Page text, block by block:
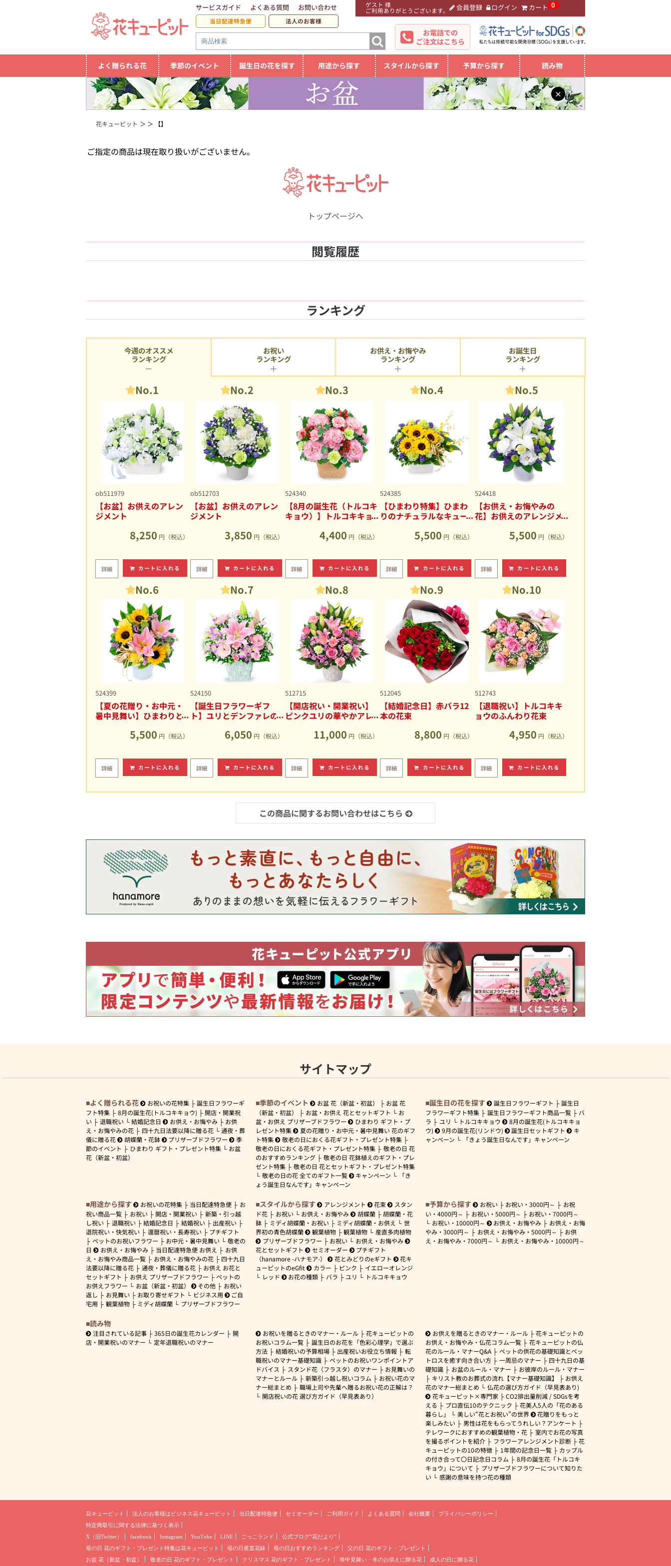
ゲスト 様
ご利用ありがとうございます。 会員登録 ログイン カート 0
サービスガイド よくある質問 お問い合わせ
当日配達特急便 法人のお客様
お電話での
ご注文はこちら
よく贈られる花 季節のイベント 誕生日の花を探す 用途から探す スタイルから探す 予算から探す 読み物
×
花キューピット 【】
ご指定の商品は現在取り扱いがございません。
トップページへ
閲覧履歴
ランキング
今週のオススメ
ランキング
No.1
ob511979
【お盆】お供えのアレン
ジメント
8,250 円（税込）
詳細 カートに入れる
No.2
ob512703
【お盆】お供えのアレン
ジメント
3,850 円（税込）
詳細 カートに入れる
No.3
524340
【8月の誕生花（トルコキ
キョウ）】トルコキキョ
4,400 円（税込）
詳細 カートに入れる
No.4
524385
【ひまわり特集】ひまわ
りのナチュラルなキュー
5,500 円（税込）
詳細 カートに入れる
No.5
524418
【お供え・お悔やみの
花】お供えのアレンジメ
5,500 円（税込）
詳細 カートに入れる
No.6
524399
【夏の花贈り・お中元・
暑中見舞い】ひまわりと
5,500 円（税込）
詳細 カートに入れる
No.7
524150
【誕生日フラワーギフ
ト】ユリとデンファレの
6,050 円（税込）
詳細 カートに入れる
No.8
512715
【開店祝い・開業祝い】
ピンクユリの華やかアレ
11,000 円（税込）
詳細 カートに入れる
No.9
512045
【結婚記念日】赤バラ12
本の花束
8,800 円（税込）
詳細 カートに入れる
No.10
512743
【退職祝い】トルコキキ
ョウのふんわり花束
4,950 円（税込）
詳細 カートに入れる
お祝い
ランキング
お供え・お悔やみ
ランキング
お誕生日
ランキング
この商品に関するお問い合わせはこちら
サイトマップ
よく贈られる花 お祝いの花特集
誕生日フラワーギ
フト特集
8月の誕生花(トルコキキョウ)
開店・開業祝
い
退職祝い 結婚記念日 お供え・お悔やみ
お供
え・お悔やみの花
四十九日法要以降に贈る花
通夜・葬
儀に贈る花
胡蝶蘭・花鉢 プリザーブドフラワー
季
節のイベント
ひまわり ギフト・プレゼント特集
お盆
花（新盆・初盆）
季節のイベント お盆 花（新盆・初盆）
お盆 花
（新盆・初盆）
お盆・お供え 花とセットギフト
お
盆・お供え プリザーブドフラワー
ひまわり ギフト・プ
レゼント特集
夏の花贈り・お中元・暑中見舞い 花のギフ
ト特集
敬老の日におくる花ギフト・プレゼント特集
敬老の日におくる花ギフト・プレゼント特集
敬老の日 花
のおすすめランキング
敬老の日 花鉢植えのギフト・プレ
ゼント特集
敬老の日 花とセットギフト・プレゼント特集
敬老の日の花 全てのギフト一覧
キャンペーン
「き
ょう誕生日なんです」キャンペーン
誕生日の花を探す 誕生日フラワーギフト
誕生日
フラワーギフト特集
誕生日フラワーギフト商品一覧
バ
ラ
ユリ トルコキキョウ
8月の誕生花(トルコキキョ
ウ)
9月の誕生花(リンドウ) 誕生日セットギフト
キ
ャンペーン
「きょう誕生日なんです」キャンペーン
用途から探す お祝いの花特集 当日配達特急便
お
祝い商品一覧
お祝い 開店・開業祝い
新築・引っ越
し祝い
退職祝い 結婚記念日 結婚祝い
出産祝い
退院祝い・快気祝い
還暦祝い・長寿祝い
プチギフト
ペットのお祝いフラワー
お中元・暑中見舞い
敬老の
日
お供え・お悔やみ 当日配達特急便 お供え
お供
え・お悔やみ商品一覧
お供え・お悔やみの花
四十九日
法要以降に贈る花
通夜・葬儀に贈る花
お供え お花と
セットギフト
お供え プリザーブドフラワー
ペットの
お供えフラワー
お盆（新盆・初盆） その他
お祝い
返し
お見舞い お取り寄せギフト ビジネス用
ご自
宅用
観葉植物 ミディ胡蝶蘭 プリザーブドフラワー
スタイルから探す アレンジメント 花束
スタン
ド花
お祝い お供え・お悔やみ 胡蝶蘭
胡蝶蘭・花
鉢
ミディ胡蝶蘭・お祝い ミディ胡蝶蘭・お供え
世
界初の青色胡蝶蘭
観葉植物 観葉植物
産直多肉植物
プリザーブドフラワー
お祝い
お供え・お悔やみ
花とセットギフト
セミオーダー
プチギフト
（hanamore -ハナモア-）
花とみどりのeギフト
花キ
ューピットのeGfit
カラー ピンク
イエローオレンジ
レッド
お花の種類 バラ ユリ トルコキキョウ
予算から探す お祝い お祝い・3000円～
お祝
い・ 4000円～ お祝い・ 5000円～ お祝い・7000円～
お祝い・ 10000円～ お供え・お悔やみ
お供え・お悔
やみ・ 3000円～ お供え・お悔やみ・ 5000円～
お供
え・お悔やみ・ 7000円～ お供え・お悔やみ・ 10000円～
読み物
注目されている記事 365日の誕生花カレンダー
開
店・開業祝いのマナー
定年退職祝いのマナー
お祝いを贈るときのマナー・ルール
花キューピットの
お祝いコラム一覧
誕生日のお花を「色彩心理学」で選ぶ
方法
結婚祝いの予算相場 出産祝いお役立ち情報
転
職祝いのマナー基礎知識
ペットのお祝いワンポイントア
ドバイス
スタンド花（フラスタ）のマナー
お見舞いの
マナーとルール
新築引っ越し祝いコラム
お祝い花のマ
ナー総まとめ
職場上司や先輩へ贈るお祝い花の正解は？
開店祝いの花 選び方ガイド（早見表あり）
お供えを贈るときのマナー・ルール
花キューピットの
お供え・お悔やみ・仏花コラム一覧
花キューピットの仏
花のルール・マナーQ&A
ペットの供花の基礎知識とペッ
トロスを癒す向き合い方
一周忌のマナー
四十九日の基
礎知識
お盆のルール・マナー
お彼岸のルール・マナー
キリスト教のお葬式の流れ【マナー基礎知識】
お供え
花のマナー総まとめ
仏花の選び方ガイド（早見表あり)
花キューピット×専門家
CO2排出量削減 / SDGsを考
える
プロ直伝10のテクニック
花美人5人の「花のある
暮らし」
美しい“花とお祝い”の世界
花贈りをもっと
楽しみたい
男性は花をもらってうれしい？アンケート
テレワークにおすすめの観葉植物・花
室内でお花の写真
を撮るポイントを紹介
フラワーアレンジメント診断
花
キューピットの10の特徴
1年間の記念日一覧
カップル
の付き合って〇日記念日コラム
8月の誕生花「トルコキ
キョウ」について
プリザーブドフラワーについて知りた
い
感謝の意味を持つ花の種類
花キューピット 法人のお客様は ビジネス花キューピット 当日配達特急便 セミオーダー ご利用ガイド よくある質問 会社概要
プライバシーポリシー
特定商取引に関する法律に基づく表示
X（旧Twitter）
facebook Instagram YouTube LINE ごっこランド
公式ブログ“花だより”
母の日 花のギフト・プレゼント 特集は花キューピット 母の日産直花鉢 母の日おすすめランキング
父の日 花のギフト・プレゼント
お盆 花（新盆・初盆）
敬老の日 花のギフト・プレゼント クリスマス 花のギフト・プレゼント 喪中見舞い・冬のお供えに贈る花 成人の日に贈る花